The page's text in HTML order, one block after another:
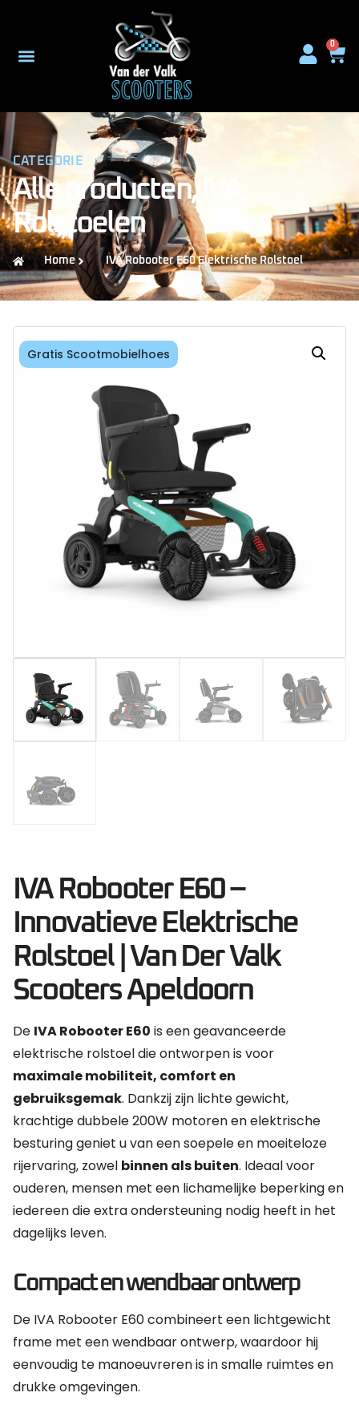
0
CATEGORIE
Alle producten,
Rolstoelen
Home IVA Robooter E60 Elektrische Rolstoel
IVA Robooter E60 –
Innovatieve Elektrische
Rolstoel | Van Der Valk
Scooters Apeldoorn
De IVA Robooter E60 is een geavanceerde
elektrische rolstoel die ontworpen is voor
maximale mobiliteit, comfort en
gebruiksgemak. Dankzij zijn lichte gewicht,
krachtige dubbele 200W motoren en elektrische
besturing geniet u van een soepele en moeiteloze
rijervaring, zowel binnen als buiten. Ideaal voor
ouderen, mensen met een lichamelijke beperking en
iedereen die extra ondersteuning nodig heeft in het
dagelijks leven.
Compact en wendbaar ontwerp
De IVA Robooter E60 combineert een lichtgewicht
frame met een wendbaar ontwerp, waardoor hij
eenvoudig te manoeuvreren is in smalle ruimtes en
drukke omgevingen.
Gratis Scootmobielhoes